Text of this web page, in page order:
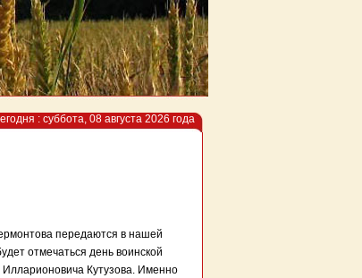
: суббота, 08 августа 2026 года
передаются в нашей
отмечаться день воинской
Кутузова. Именно